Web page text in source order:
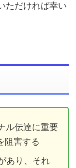
ただければ幸い
ル伝達に重要
阻害する
あり、それ